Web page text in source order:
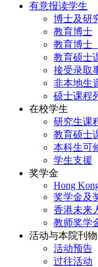
有意报读学生
博士及研
教育博士
教育博士
教育硕士
接受录取
非本地生
硕士课程
在校学生
研究生课
教育硕士
本科生可
学生支援
奖学金
Hong
奖学金及
香港未来
教师奖学
活动与本院刊物
活动预告
过往活动